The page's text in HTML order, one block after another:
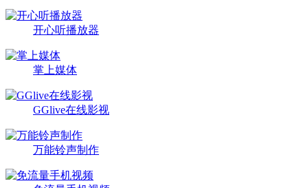
开心听播放器
掌上媒体
GGlive在线影视
万能铃声制作